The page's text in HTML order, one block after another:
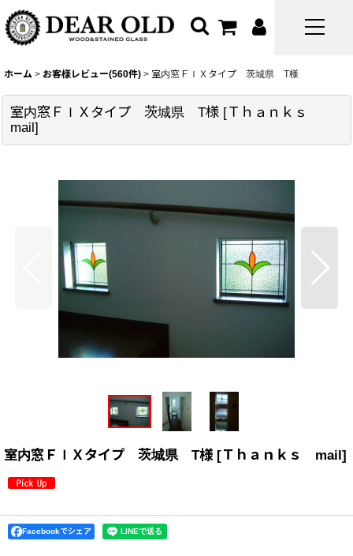
ホーム > お客様レビュー(560件) > 室内窓ＦＩＸタイプ 茨城県 T様
室内窓ＦＩＸタイプ 茨城県 T様 [Ｔｈａｎｋｓ
mail]
室内窓ＦＩＸタイプ 茨城県 T様 [Ｔｈａｎｋｓ mail]
Facebookでシェア